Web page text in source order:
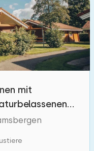
mit